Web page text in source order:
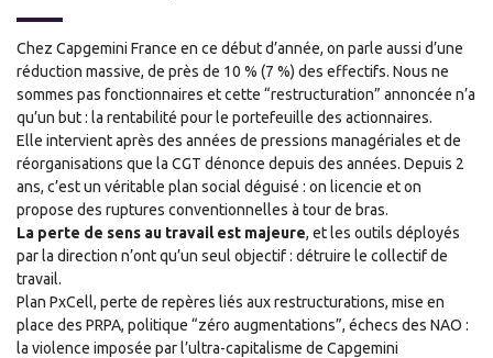
Chez Capgemini France en ce début d’année, on parle aussi d’une
réduction massive, de près de 10 % (7 %) des effectifs. Nous ne
sommes pas fonctionnaires et cette “restructuration” annoncée n’a
qu’un but : la rentabilité pour le portefeuille des actionnaires.
Elle intervient après des années de pressions managériales et de
réorganisations que la CGT dénonce depuis des années. Depuis 2
ans, c’est un véritable plan social déguisé : on licencie et on
propose des ruptures conventionnelles à tour de bras.
La perte de sens au travail est majeure, et les outils déployés
par la direction n’ont qu’un seul objectif : détruire le collectif de
travail.
Plan PxCell, perte de repères liés aux restructurations, mise en
place des PRPA, politique “zéro augmentations”, échecs des NAO :
la violence imposée par l’ultra-capitalisme de Capgemini